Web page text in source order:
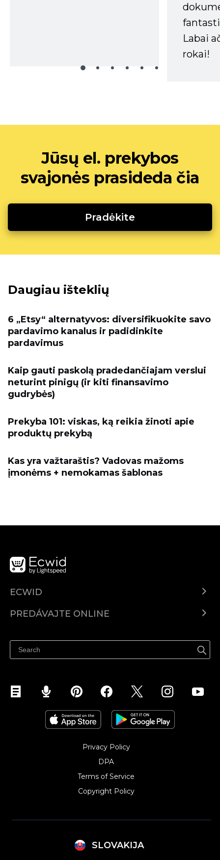
Labai
rokai!
Jūsų el. prekybos
svajonės prasideda čia
Pradėkite
Daugiau išteklių
6 „Etsy“ alternatyvos: diversifikuokite savo
pardavimo kanalus ir padidinkite
pardavimus
Kaip gauti paskolą pradedančiajam verslui
neturint pinigų (ir kiti finansavimo
gudrybės)
Prekyba 101: viskas, ką reikia žinoti apie
produktų prekybą
Kas yra važtaraštis? Vadovas mažoms
įmonėms + nemokamas šablonas
ECWID
Cenník
PREDÁVAJTE ONLINE
Predávajte na Facebook
Predávať na Instagram
Privacy Policy
DPA
Terms of Service
Copyright Policy‎
SLOVAKIJA